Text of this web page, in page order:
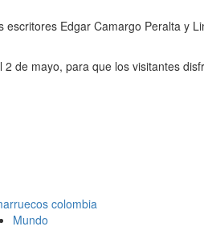
Edgar Camargo Peralta y
de mayo, para que los visitantes
Mundo